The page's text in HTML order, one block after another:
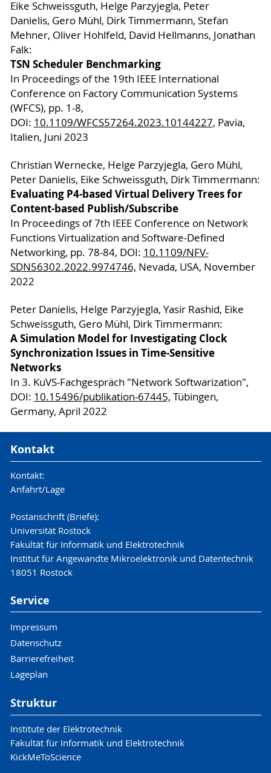
Eike Schweissguth, Helge Parzyjegla, Peter
Danielis, Gero Mühl, Dirk Timmermann, Stefan
Mehner, Oliver Hohlfeld, David Hellmanns, Jonathan
Falk:
TSN Scheduler Benchmarking
In Proceedings of the 19th IEEE International
Conference on Factory Communication Systems
(WFCS), pp. 1-8,
DOI: 10.1109/WFCS57264.2023.10144227, Pavia,
Italien, Juni 2023
Christian Wernecke, Helge Parzyjegla, Gero Mühl,
Peter Danielis, Eike Schweissguth, Dirk Timmermann:
Evaluating P4-based Virtual Delivery Trees for
Content-based Publish/Subscribe
In Proceedings of 7th IEEE Conference on Network
Functions Virtualization and Software-Defined
Networking, pp. 78-84, DOI: 10.1109/NFV-
SDN56302.2022.9974746, Nevada, USA, November
2022
Peter Danielis, Helge Parzyjegla, Yasir Rashid, Eike
Schweissguth, Gero Mühl, Dirk Timmermann:
A Simulation Model for Investigating Clock
Synchronization Issues in Time-Sensitive
Networks
In 3. KuVS-Fachgespräch "Network Softwarization",
DOI: 10.15496/publikation-67445, Tübingen,
Germany, April 2022
Kontakt
Kontakt:
Anfahrt/Lage
Postanschrift (Briefe):
Universität Rostock
Fakultät für Informatik und Elektrotechnik
Institut für Angewandte Mikroelektronik und Datentechnik
18051 Rostock
Service
Impressum
Datenschutz
Barrierefreiheit
Lageplan
Struktur
Institute der Elektrotechnik
Fakultät für Informatik und Elektrotechnik
KickMeToScience